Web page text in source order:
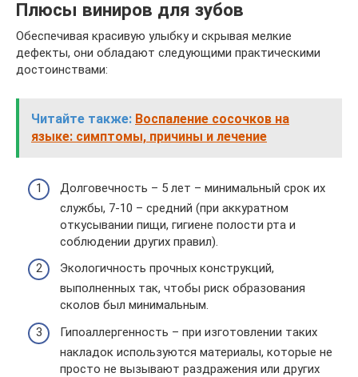
Плюсы виниров для зубов
Обеспечивая красивую улыбку и скрывая мелкие
дефекты, они обладают следующими практическими
достоинствами:
Читайте также: Воспаление сосочков на
языке: симптомы, причины и лечение
Долговечность – 5 лет – минимальный срок их
службы, 7-10 – средний (при аккуратном
откусывании пищи, гигиене полости рта и
соблюдении других правил).
Экологичность прочных конструкций,
выполненных так, чтобы риск образования
сколов был минимальным.
Гипоаллергенность – при изготовлении таких
накладок используются материалы, которые не
просто не вызывают раздражения или других